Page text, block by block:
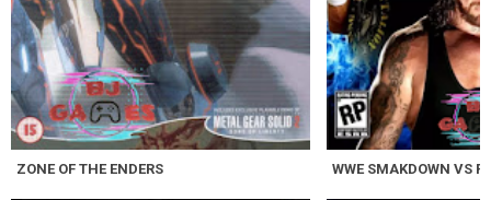
ZONE OF THE ENDERS WWE SMAKDOWN VS